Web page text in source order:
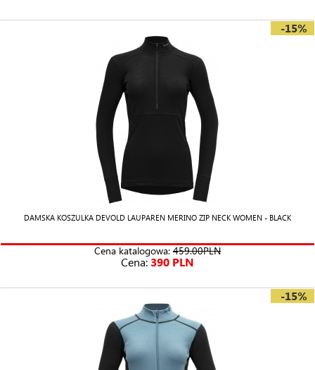
-15%
DAMSKA KOSZULKA DEVOLD LAUPAREN MERINO ZIP NECK WOMEN - BLACK
Cena katalogowa: 459.00PLN
Cena: 390 PLN
-15%